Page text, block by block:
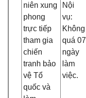
niên xung
phong
trực tiếp
tham gia
chiến
tranh bảo
vệ Tổ
quốc và
Nội
vụ:
Không
quá 07
ngày
làm
việc.